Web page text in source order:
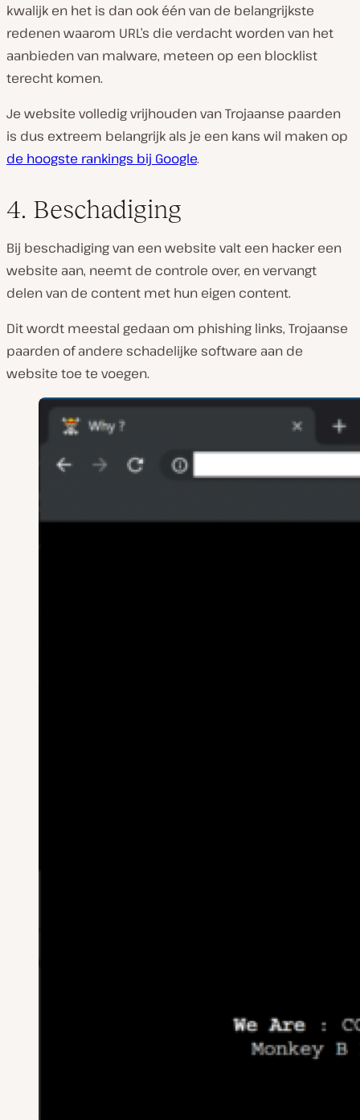
kwalijk en het is dan ook één van de belangrijkste
redenen waarom URL’s die verdacht worden van het
aanbieden van malware, meteen op een blocklist
terecht komen.
Je website volledig vrijhouden van Trojaanse paarden
is dus extreem belangrijk als je een kans wil maken op
de hoogste rankings bij Google.
4. Beschadiging
Bij beschadiging van een website valt een hacker een
website aan, neemt de controle over, en vervangt
delen van de content met hun eigen content.
Dit wordt meestal gedaan om phishing links, Trojaanse
paarden of andere schadelijke software aan de
website toe te voegen.